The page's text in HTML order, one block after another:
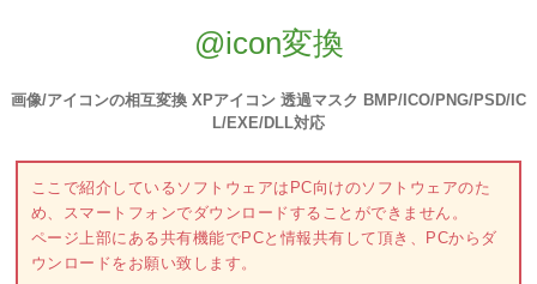
@icon変換
画像/アイコンの相互変換 XPアイコン 透過マスク BMP/ICO/PNG/PSD/IC
L/EXE/DLL対応
ここで紹介しているソフトウェアはPC向けのソフトウェアのた
め、スマートフォンでダウンロードすることができません。
ページ上部にある共有機能でPCと情報共有して頂き、PCからダ
ウンロードをお願い致します。